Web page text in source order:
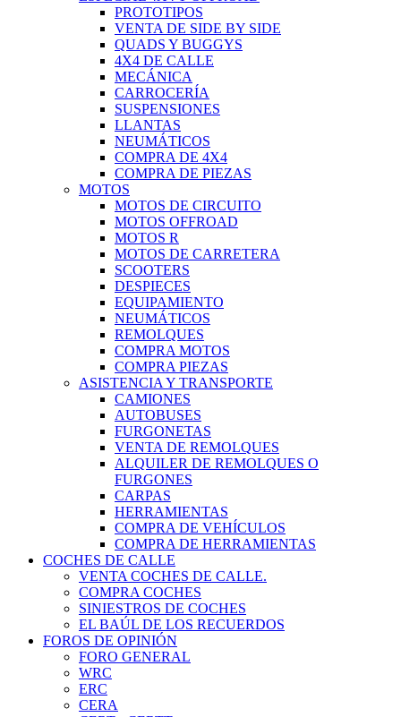
PROTOTIPOS
VENTA DE SIDE BY SIDE
QUADS Y BUGGYS
4X4 DE CALLE
MECÁNICA
CARROCERÍA
SUSPENSIONES
LLANTAS
NEUMÁTICOS
COMPRA DE 4X4
COMPRA DE PIEZAS
MOTOS
MOTOS DE CIRCUITO
MOTOS OFFROAD
MOTOS R
MOTOS DE CARRETERA
SCOOTERS
DESPIECES
EQUIPAMIENTO
NEUMÁTICOS
REMOLQUES
COMPRA MOTOS
COMPRA PIEZAS
ASISTENCIA Y TRANSPORTE
CAMIONES
AUTOBUSES
FURGONETAS
VENTA DE REMOLQUES
ALQUILER DE REMOLQUES O
FURGONES
CARPAS
HERRAMIENTAS
COMPRA DE VEHÍCULOS
COMPRA DE HERRAMIENTAS
COCHES DE CALLE
VENTA COCHES DE CALLE.
COMPRA COCHES
SINIESTROS DE COCHES
EL BAÚL DE LOS RECUERDOS
FOROS DE OPINIÓN
FORO GENERAL
WRC
ERC
CERA